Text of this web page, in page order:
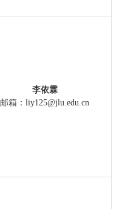
李依霖
邮箱：liy125@jlu.edu.cn